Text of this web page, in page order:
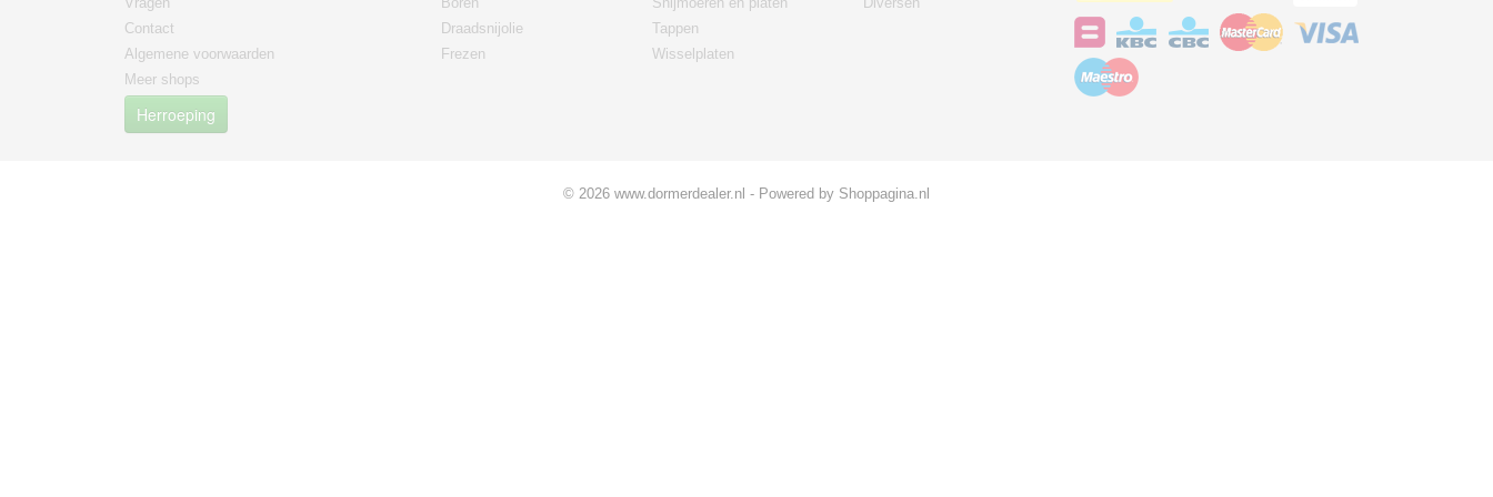
Contact
Algemene voorwaarden
Meer shops
Herroeping
Draadsnijolie
Frezen
Tappen
Wisselplaten
© 2026 www.dormerdealer.nl - Powered by Shoppagina.nl